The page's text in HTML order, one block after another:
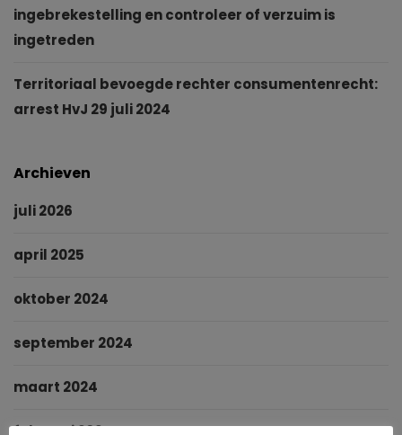
ingebrekestelling en controleer of verzuim is
ingetreden
Territoriaal bevoegde rechter consumentenrecht:
arrest HvJ 29 juli 2024
Archieven
juli 2026
april 2025
oktober 2024
september 2024
maart 2024
februari 2024